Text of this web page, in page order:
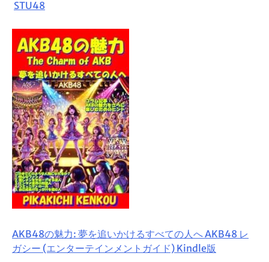
STU48
AKB48の魅力: 夢を追いかけるすべての人へ AKB48 レ
ガシー (エンターテインメントガイド) Kindle版